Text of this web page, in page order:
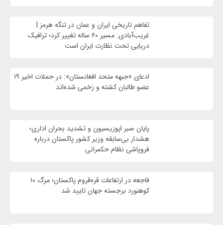
تفاهم تاریخی ایران و عمان در تنگه هرمز |
غریب‌آبادی: مسیر ۶۰ ساله تغییر کرد؛ ترافیک
دریایی تحت نظارت ایران است
ادعای «جبهه متحد افغانستان»: در حملات اخیر ۱۹
عضو طالبان کشته و زخمی شده‌اند
پایان صبر اپوزیسیون و تشدید بحران اداری؛
هشدار بی‌سابقه وزیر کشور پاکستان درباره
فروپاشی نظام حکمرانی
فاجعه در ارتفاعات قره‌قروم پاکستان؛ مرگ ۱۰
کوهنورد برجسته جهان تایید شد